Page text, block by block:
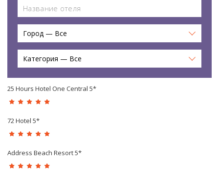
Город — Все
Категория — Все
25 Hours Hotel One Central 5*
72 Hotel 5*
Address Beach Resort 5*